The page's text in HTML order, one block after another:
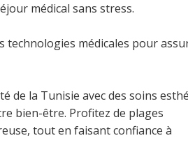
médical sans stress.
technologies médicales pour
de la Tunisie avec des soins
bien-être. Profitez de plages
tout en faisant confiance à